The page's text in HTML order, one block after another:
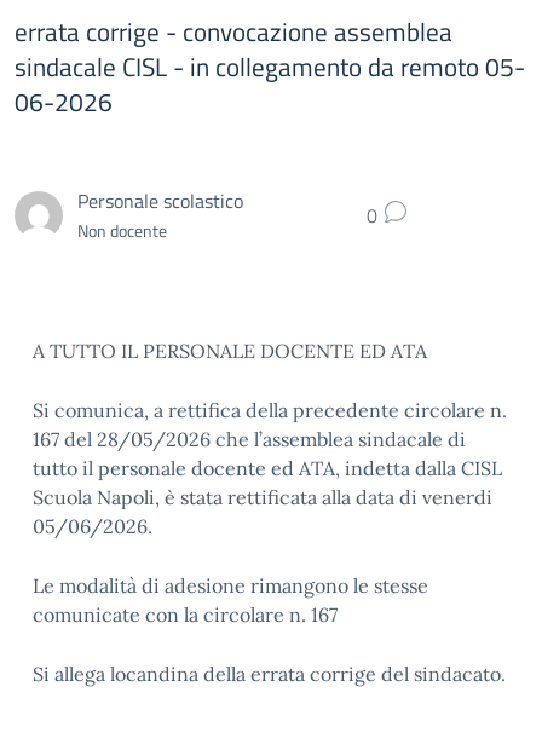
errata corrige - convocazione assemblea
sindacale CISL - in collegamento da remoto 05-
06-2026
Personale scolastico
Non docente 0
A TUTTO IL PERSONALE DOCENTE ED ATA
Si comunica, a rettifica della precedente circolare n.
167 del 28/05/2026 che l’assemblea sindacale di
tutto il personale docente ed ATA, indetta dalla CISL
Scuola Napoli, è stata rettificata alla data di venerdi
05/06/2026.
Le modalità di adesione rimangono le stesse
comunicate con la circolare n. 167
Si allega locandina della errata corrige del sindacato.